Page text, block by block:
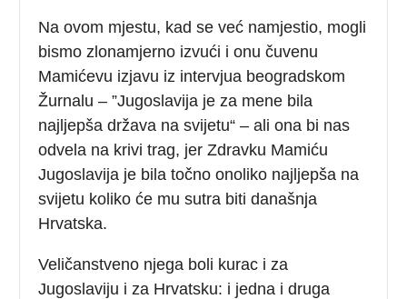
Na ovom mjestu, kad se već namjestio, mogli
bismo zlonamjerno izvući i onu čuvenu
Mamićevu izjavu iz intervjua beogradskom
Žurnalu – ”Jugoslavija je za mene bila
najljepša država na svijetu“ – ali ona bi nas
odvela na krivi trag, jer Zdravku Mamiću
Jugoslavija je bila točno onoliko najljepša na
svijetu koliko će mu sutra biti današnja
Hrvatska.
Veličanstveno njega boli kurac i za
Jugoslaviju i za Hrvatsku: i jedna i druga